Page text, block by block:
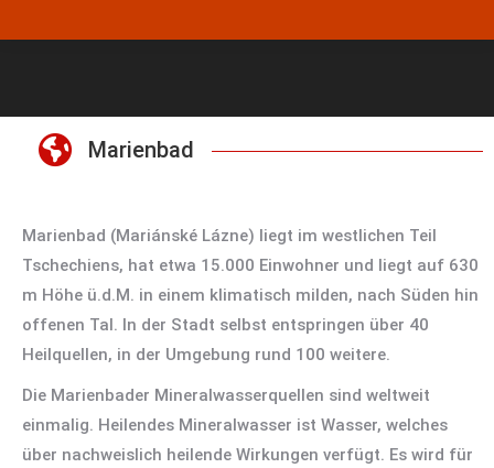
Marienbad
Marienbad (Mariánské Lázne) liegt im westlichen Teil
Tschechiens, hat etwa 15.000 Einwohner und liegt auf 630
m Höhe ü.d.M. in einem klimatisch milden, nach Süden hin
offenen Tal. In der Stadt selbst entspringen über 40
Heilquellen, in der Umgebung rund 100 weitere.
Die Marienbader Mineralwasserquellen sind weltweit
einmalig. Heilendes Mineralwasser ist Wasser, welches
über nachweislich heilende Wirkungen verfügt. Es wird für